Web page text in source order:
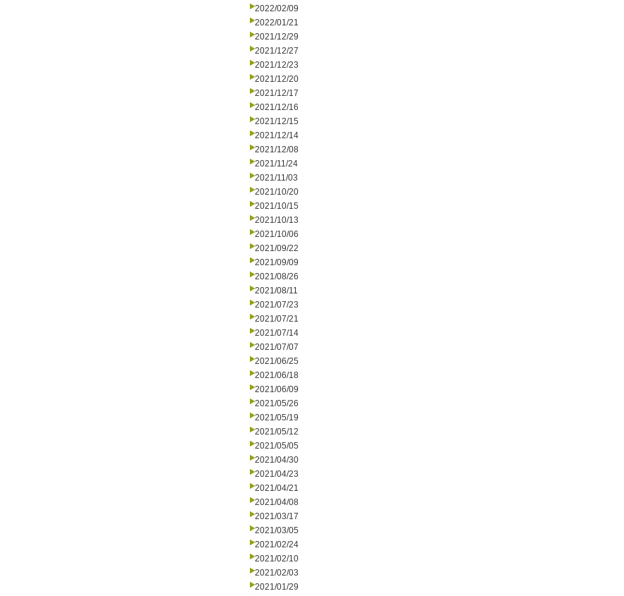
2022/02/09
2022/01/21
2021/12/29
2021/12/27
2021/12/23
2021/12/20
2021/12/17
2021/12/16
2021/12/15
2021/12/14
2021/12/08
2021/11/24
2021/11/03
2021/10/20
2021/10/15
2021/10/13
2021/10/06
2021/09/22
2021/09/09
2021/08/26
2021/08/11
2021/07/23
2021/07/21
2021/07/14
2021/07/07
2021/06/25
2021/06/18
2021/06/09
2021/05/26
2021/05/19
2021/05/12
2021/05/05
2021/04/30
2021/04/23
2021/04/21
2021/04/08
2021/03/17
2021/03/05
2021/02/24
2021/02/10
2021/02/03
2021/01/29